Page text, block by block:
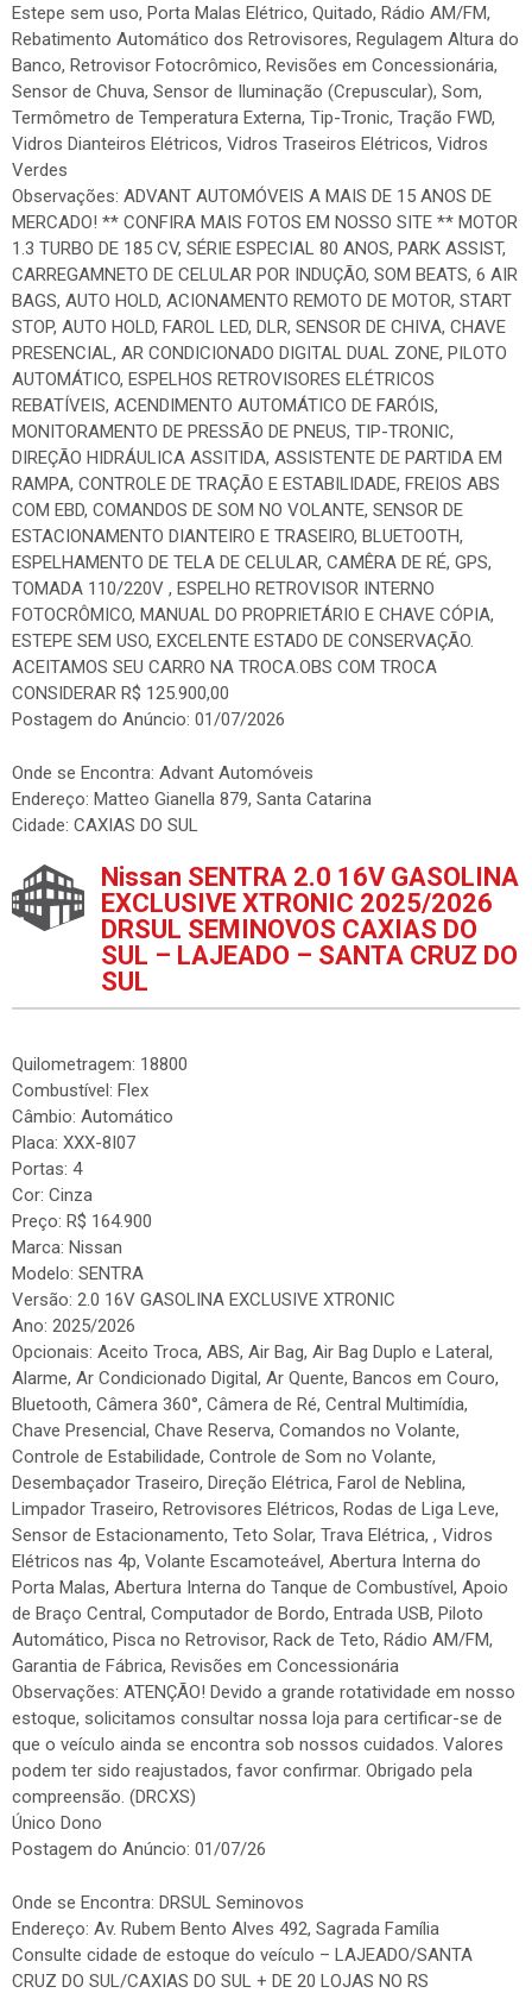
Estepe sem uso, Porta Malas Elétrico, Quitado, Rádio AM/FM,
Rebatimento Automático dos Retrovisores, Regulagem Altura do
Banco, Retrovisor Fotocrômico, Revisões em Concessionária,
Sensor de Chuva, Sensor de Iluminação (Crepuscular), Som,
Termômetro de Temperatura Externa, Tip-Tronic, Tração FWD,
Vidros Dianteiros Elétricos, Vidros Traseiros Elétricos, Vidros
Verdes
Observações: ADVANT AUTOMÓVEIS A MAIS DE 15 ANOS DE
MERCADO! ** CONFIRA MAIS FOTOS EM NOSSO SITE ** MOTOR
1.3 TURBO DE 185 CV, SÉRIE ESPECIAL 80 ANOS, PARK ASSIST,
CARREGAMNETO DE CELULAR POR INDUÇÃO, SOM BEATS, 6 AIR
BAGS, AUTO HOLD, ACIONAMENTO REMOTO DE MOTOR, START
STOP, AUTO HOLD, FAROL LED, DLR, SENSOR DE CHIVA, CHAVE
PRESENCIAL, AR CONDICIONADO DIGITAL DUAL ZONE, PILOTO
AUTOMÁTICO, ESPELHOS RETROVISORES ELÉTRICOS
REBATÍVEIS, ACENDIMENTO AUTOMÁTICO DE FARÓIS,
MONITORAMENTO DE PRESSÃO DE PNEUS, TIP-TRONIC,
DIREÇÃO HIDRÁULICA ASSITIDA, ASSISTENTE DE PARTIDA EM
RAMPA, CONTROLE DE TRAÇÃO E ESTABILIDADE, FREIOS ABS
COM EBD, COMANDOS DE SOM NO VOLANTE, SENSOR DE
ESTACIONAMENTO DIANTEIRO E TRASEIRO, BLUETOOTH,
ESPELHAMENTO DE TELA DE CELULAR, CAMÊRA DE RÉ, GPS,
TOMADA 110/220V , ESPELHO RETROVISOR INTERNO
FOTOCRÔMICO, MANUAL DO PROPRIETÁRIO E CHAVE CÓPIA,
ESTEPE SEM USO, EXCELENTE ESTADO DE CONSERVAÇÃO.
ACEITAMOS SEU CARRO NA TROCA.OBS COM TROCA
CONSIDERAR R$ 125.900,00
Postagem do Anúncio: 01/07/2026
Onde se Encontra: Advant Automóveis
Endereço: Matteo Gianella 879, Santa Catarina
Cidade: CAXIAS DO SUL
Nissan SENTRA 2.0 16V GASOLINA
EXCLUSIVE XTRONIC 2025/2026
DRSUL SEMINOVOS CAXIAS DO
SUL – LAJEADO – SANTA CRUZ DO
SUL
Quilometragem: 18800
Combustível: Flex
Câmbio: Automático
Placa: XXX-8I07
Portas: 4
Cor: Cinza
Preço: R$ 164.900
Marca: Nissan
Modelo: SENTRA
Versão: 2.0 16V GASOLINA EXCLUSIVE XTRONIC
Ano: 2025/2026
Opcionais: Aceito Troca, ABS, Air Bag, Air Bag Duplo e Lateral,
Alarme, Ar Condicionado Digital, Ar Quente, Bancos em Couro,
Bluetooth, Câmera 360°, Câmera de Ré, Central Multimídia,
Chave Presencial, Chave Reserva, Comandos no Volante,
Controle de Estabilidade, Controle de Som no Volante,
Desembaçador Traseiro, Direção Elétrica, Farol de Neblina,
Limpador Traseiro, Retrovisores Elétricos, Rodas de Liga Leve,
Sensor de Estacionamento, Teto Solar, Trava Elétrica, , Vidros
Elétricos nas 4p, Volante Escamoteável, Abertura Interna do
Porta Malas, Abertura Interna do Tanque de Combustível, Apoio
de Braço Central, Computador de Bordo, Entrada USB, Piloto
Automático, Pisca no Retrovisor, Rack de Teto, Rádio AM/FM,
Garantia de Fábrica, Revisões em Concessionária
Observações: ATENÇÃO! Devido a grande rotatividade em nosso
estoque, solicitamos consultar nossa loja para certificar-se de
que o veículo ainda se encontra sob nossos cuidados. Valores
podem ter sido reajustados, favor confirmar. Obrigado pela
compreensão. (DRCXS)
Único Dono
Postagem do Anúncio: 01/07/26
Onde se Encontra: DRSUL Seminovos
Endereço: Av. Rubem Bento Alves 492, Sagrada Família
Consulte cidade de estoque do veículo – LAJEADO/SANTA
CRUZ DO SUL/CAXIAS DO SUL + DE 20 LOJAS NO RS